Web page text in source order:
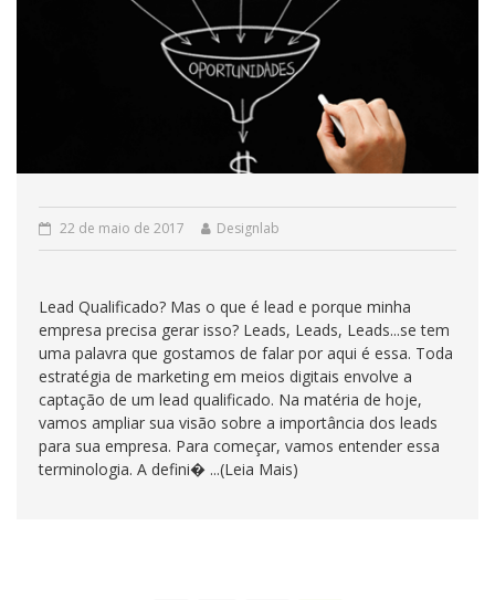
22 de maio de 2017 Designlab
Lead Qualificado? Mas o que é lead e porque minha
empresa precisa gerar isso? Leads, Leads, Leads...se tem
uma palavra que gostamos de falar por aqui é essa. Toda
estratégia de marketing em meios digitais envolve a
captação de um lead qualificado. Na matéria de hoje,
vamos ampliar sua visão sobre a importância dos leads
para sua empresa. Para começar, vamos entender essa
terminologia. A defini� ...(Leia Mais)